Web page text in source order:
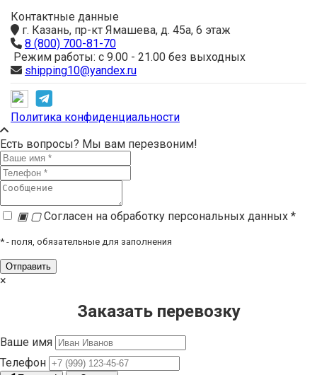
Контактные данные
г. Казань, пр-кт Ямашева, д. 45а, 6 этаж
8 (800) 700-81-70
Режим работы: с 9.00 - 21.00 без выходных
shipping10@yandex.ru
Политика конфиденциальности
Есть вопросы? Мы вам перезвоним!
▣ ▢Согласен на обработку персональных данных *
* - поля, обязательные для заполнения
×
Заказать перевозку
Ваше имя
Телефон